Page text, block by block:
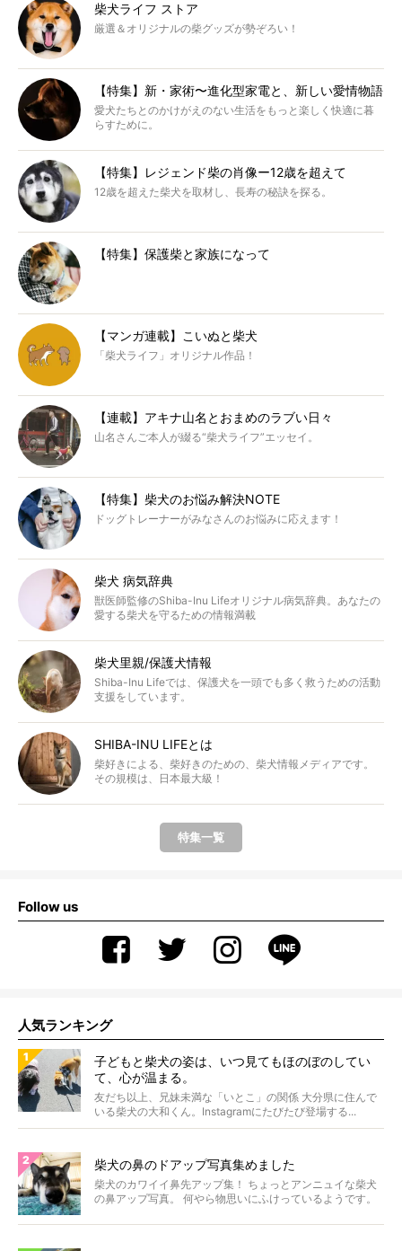
柴犬ライフ ストア
厳選＆オリジナルの柴グッズが勢ぞろい！
【特集】新・家術〜進化型家電と、新しい愛情物語
愛犬たちとのかけがえのない生活をもっと楽しく快適に暮
らすために。
【特集】レジェンド柴の肖像ー12歳を超えて
12歳を超えた柴犬を取材し、長寿の秘訣を探る。
【特集】保護柴と家族になって
【マンガ連載】こいぬと柴犬
「柴犬ライフ」オリジナル作品！
【連載】アキナ山名とおまめのラブい日々
山名さんご本人が綴る“柴犬ライフ”エッセイ。
【特集】柴犬のお悩み解決NOTE
ドッグトレーナーがみなさんのお悩みに応えます！
柴犬 病気辞典
獣医師監修のShiba-Inu Lifeオリジナル病気辞典。あなたの
愛する柴犬を守るための情報満載
柴犬里親/保護犬情報
Shiba-Inu Lifeでは、保護犬を一頭でも多く救うための活動
支援をしています。
SHIBA-INU LIFEとは
柴好きによる、柴好きのための、柴犬情報メディアです。
その規模は、日本最大級！
特集一覧
Follow us
人気ランキング
子どもと柴犬の姿は、いつ見てもほのぼのしてい
て、心が温まる。
友だち以上、兄妹未満な「いとこ」の関係 大分県に住んで
いる柴犬の大和くん。Instagramにたびたび登場する...
柴犬の鼻のドアップ写真集めました
柴犬のカワイイ鼻先アップ集！ ちょっとアンニュイな柴犬
の鼻アップ写真。 何やら物思いにふけっているようです。